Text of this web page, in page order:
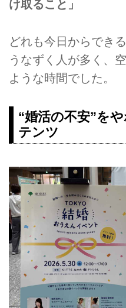
け取ること」
どれも今日からでき
うなずく人が多く、
ような時間でした。
“婚活の不安”を
テンツ